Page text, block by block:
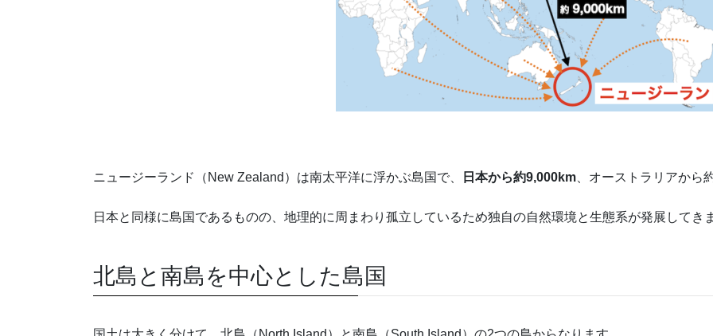
ニュージーランド（New Zealand）は南太平洋に浮かぶ島国で、 日本から約9,000km、オーストラリアから
日本と同様に島国であるものの、地理的に周まわり孤立しているため独自の自然環境と生態系が発展してき
北島と南島を中心とした島国